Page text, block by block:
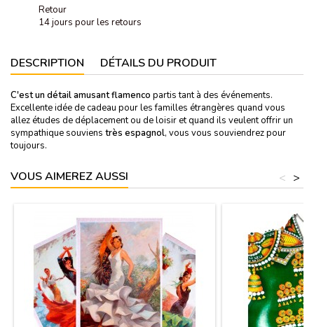
Retour
14 jours pour les retours
DESCRIPTION DÉTAILS DU PRODUIT
C'est un détail amusant flamenco partis tant à des événements.
Excellente idée de cadeau pour les familles étrangères quand vous
allez études de déplacement ou de loisir et quand ils veulent offrir un
sympathique souviens très espagnol, vous vous souviendrez pour
toujours.
VOUS AIMEREZ AUSSI >
<